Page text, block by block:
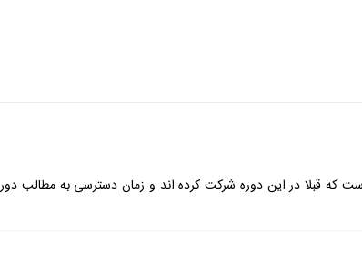
قبلا در این دوره شرکت کرده اند و زمان دسترسی به مطالب